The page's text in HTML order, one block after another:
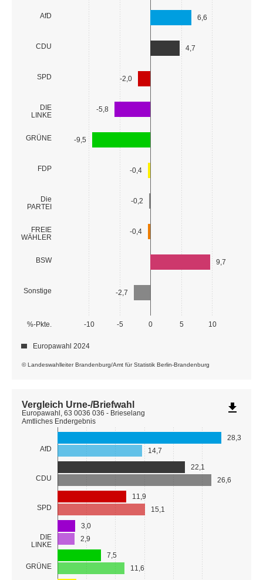
AfD
CDU
SPD
DIE
LINKE
GRÜNE
FDP
Die
PARTEI
FREIE
WÄHLER
BSW
Sonstige
-10 -5 0 5 10
%-Pkte.
6,6
4,7
-2,0
-5,8
-9,5
-0,4
-0,2
-0,4
9,7
-2,7
© Landeswahlleiter Brandenburg/Amt für Statistik Berlin-Brandenburg
Europawahl 2024
AfD
CDU
SPD
DIE
LINKE
GRÜNE
14,7
26,6
15,1
2,9
11,6
28,3
22,1
11,9
3,0
7,5
Vergleich Urne-/Briefwahl
Europawahl, 63 0036 036 - Brieselang
Amtliches Endergebnis
file_download